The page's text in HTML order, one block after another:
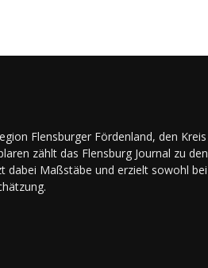
Flensburger Fördenland, den Kreis
zählt das Flensburg Journal zu den
dabei Maßstäbe und erzielt sowohl bei